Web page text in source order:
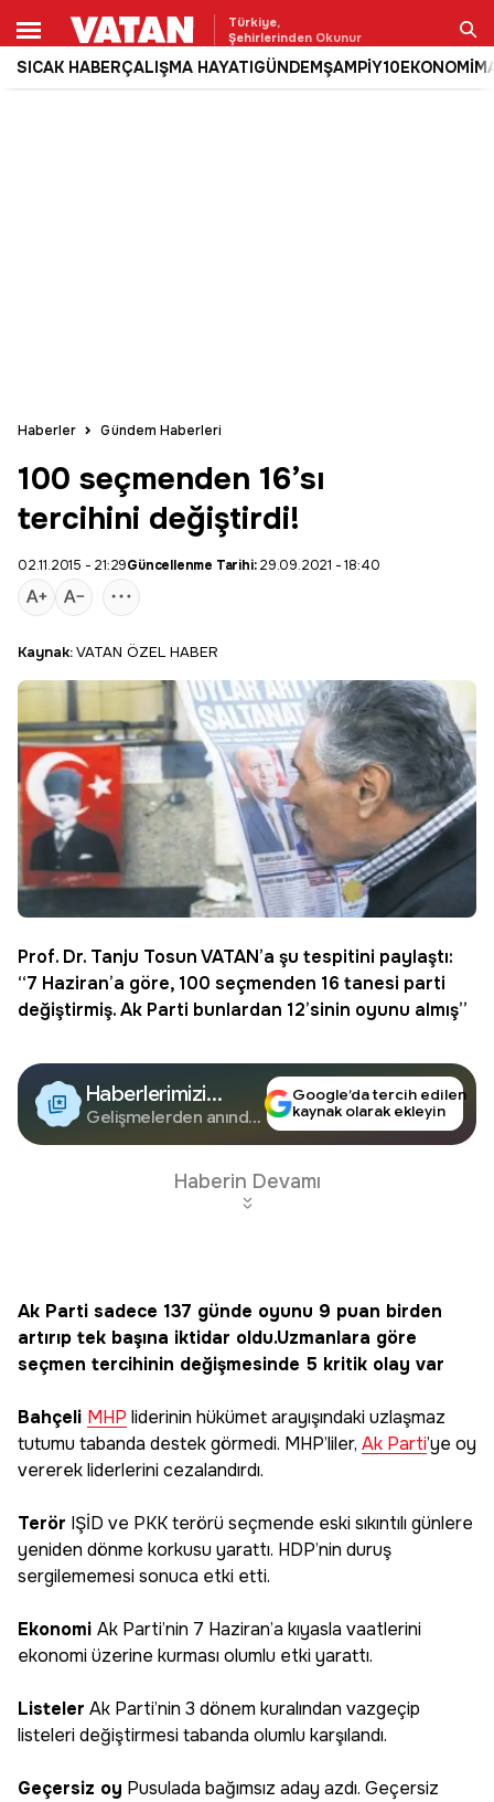
Türkiye,
Şehirlerinden Okunur
SICAK HABERÇALIŞMA HAYATIGÜNDEMŞAMPİY10EKONOMİ
Ara
Haberler Gündem Haberleri
100 seçmenden 16’sı
tercihini değiştirdi!
02.11.2015 - 21:29Güncellenme Tarihi:29.09.2021 - 18:40
Kaynak:VATAN ÖZEL HABER
Prof. Dr. Tanju TosunVATAN’a şu tespitini paylaştı:
“7 Haziran’a göre, 100 seçmenden 16 tanesi parti
değiştirmiş.Ak Parti bunlardan 12’sinin oyunu almış”
Haberlerimizi
Google'da Takip
Edin
Gelişmelerden anında
Google’da tercih edilen
kaynak olarak ekleyin
Haberin Devamı
Ak Parti sadece 137 günde oyunu 9 puan birden
artırıp tek başına iktidar oldu.Uzmanlara göre
seçmen tercihinin değişmesinde 5 kritik olay var
Bahçeli MHP liderinin hükümet arayışındaki uzlaşmaz
tutumu tabanda destek görmedi. MHP’liler, Ak Parti’ye oy
vererek liderlerini cezalandırdı.
Terör IŞİD ve PKK terörü seçmende eski sıkıntılı günlere
yeniden dönme korkusu yarattı. HDP’nin duruş
sergilememesi sonuca etki etti.
Ekonomi Ak Parti’nin 7 Haziran’a kıyasla vaatlerini
ekonomi üzerine kurması olumlu etki yarattı.
Listeler Ak Parti’nin 3 dönem kuralından vazgeçip
listeleri değiştirmesi tabanda olumlu karşılandı.
Geçersiz oy Pusulada bağımsız aday azdı. Geçersiz